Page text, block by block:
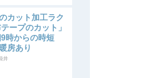
カット加工ラク
ープのカット」
時からの時短
房あり
井